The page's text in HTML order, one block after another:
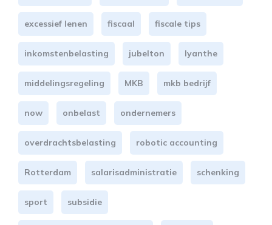
excessief lenen fiscaal fiscale tips
inkomstenbelasting jubelton lyanthe
middelingsregeling MKB mkb bedrijf
now onbelast ondernemers
overdrachtsbelasting robotic accounting
Rotterdam salarisadministratie schenking
sport subsidie